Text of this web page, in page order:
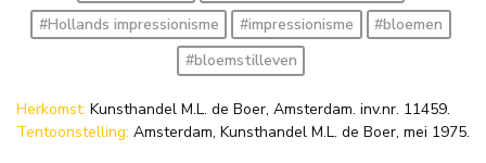
#Hollands impressionisme
#impressionisme
#bloemen
#bloemstilleven
Herkomst: Kunsthandel M.L. de Boer, Amsterdam. inv.nr. 11459.
Tentoonstelling: Amsterdam, Kunsthandel M.L. de Boer, mei 1975.